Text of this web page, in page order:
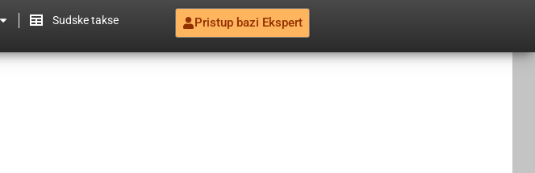
Sudske takse Pristup bazi Ekspert